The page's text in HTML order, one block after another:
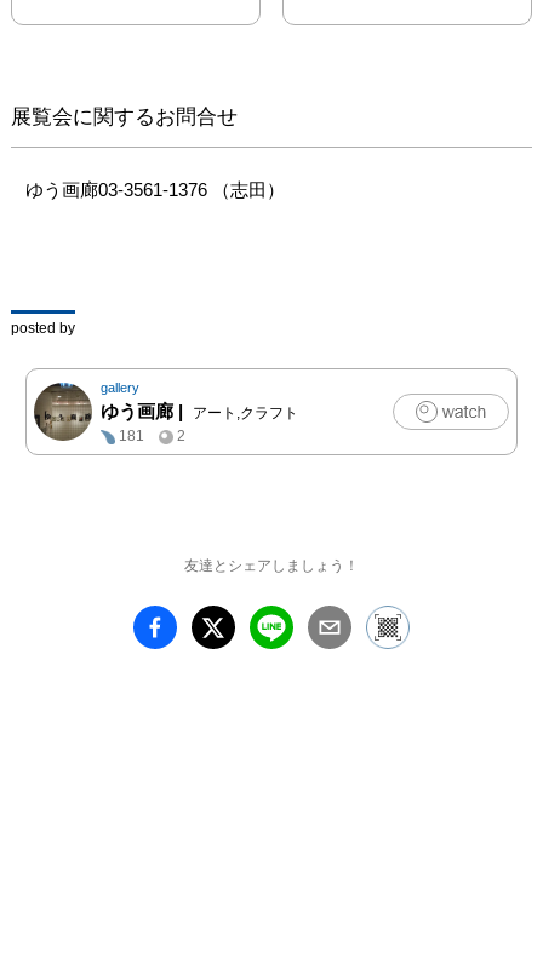
展覧会に関するお問合せ
ゆう画廊03-3561-1376 （志田）
posted by
gallery
ゆう画廊 |
アート,クラフト
181
2
友達とシェアしましょう！